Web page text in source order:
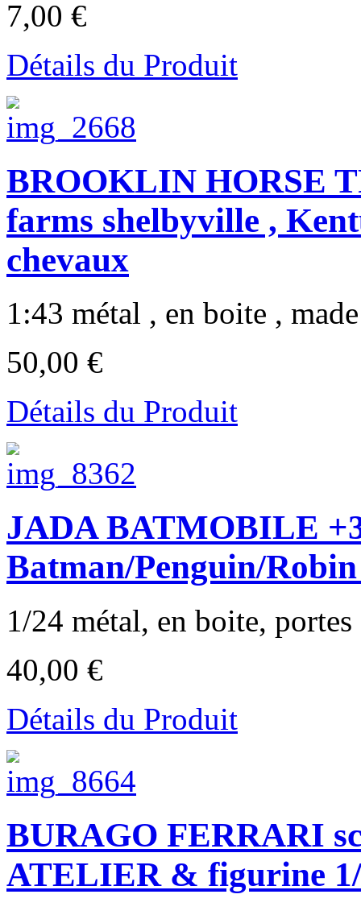
7,00 €
Détails du Produit
BROOKLIN HORSE
farms shelbyville ,
chevaux
1:43 métal , en boite ,
50,00 €
Détails du Produit
JADA BATMOBILE
Batman/Penguin/
1/24 métal, en boite,
40,00 €
Détails du Produit
BURAGO FERRARI
ATELIER & figurine